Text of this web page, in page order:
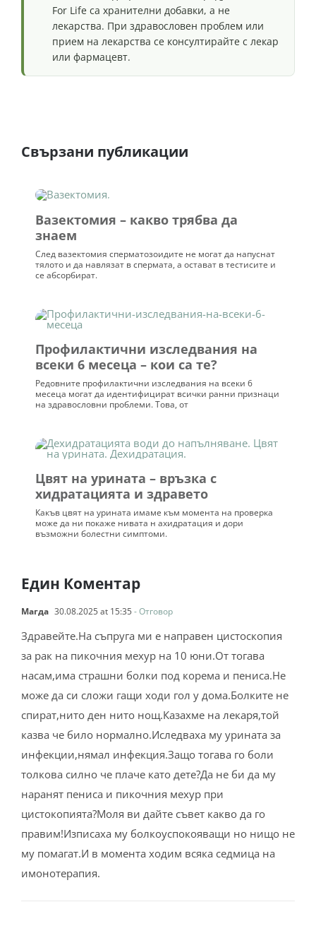
For Life са хранителни добавки, а не
лекарства. При здравословен проблем или
прием на лекарства се консултирайте с лекар
или фармацевт.
Свързани публикации
Вазектомия – какво трябва да
знаем
След вазектомия сперматозоидите не могат да напуснат
тялото и да навлязат в спермата, а остават в тестисите и
се абсорбират.
Профилактични изследвания на
всеки 6 месеца – кои са те?
Редовните профилактични изследвания на всеки 6
месеца могат да идентифицират всички ранни признаци
на здравословни проблеми. Това, от
Цвят на урината – връзка с
хидратацията и здравето
Какъв цвят на урината имаме към момента на проверка
може да ни покаже нивата н ахидратация и дори
възможни болестни симптоми.
Един Коментар
Магда 30.08.2025 at 15:35- Отговор
Здравейте.На съпруга ми е направен цистоскопия
за рак на пикочния мехур на 10 юни.От тогава
насам,има страшни болки под корема и пениса.Не
може да си сложи гащи ходи гол у дома.Болките не
спират,нито ден нито нощ.Казахме на лекаря,той
казва че било нормално.Иследваха му урината за
инфекции,нямал инфекция.Защо тогава го боли
толкова силно че плаче като дете?Да не би да му
наранят пениса и пикочния мехур при
цистокопията?Моля ви дайте съвет какво да го
правим!Изписаха му болкоуспокояващи но нищо не
му помагат.И в момента ходим всяка седмица на
имонотерапия.